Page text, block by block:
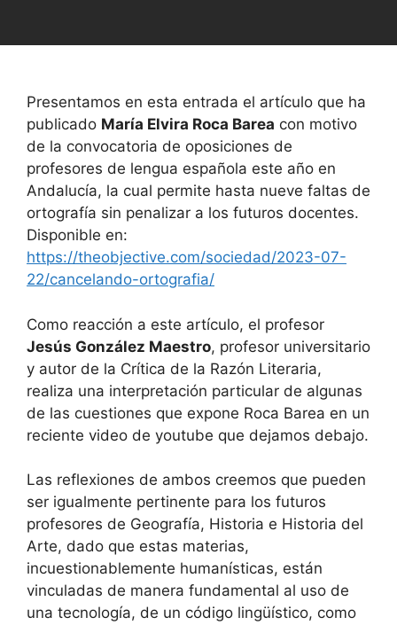
Presentamos en esta entrada el artículo que ha
publicado María Elvira Roca Barea con motivo
de la convocatoria de oposiciones de
profesores de lengua española este año en
Andalucía, la cual permite hasta nueve faltas de
ortografía sin penalizar a los futuros docentes.
Disponible en:
https://theobjective.com/sociedad/2023-07-
22/cancelando-ortografia/
Como reacción a este artículo, el profesor
Jesús González Maestro, profesor universitario
y autor de la Crítica de la Razón Literaria,
realiza una interpretación particular de algunas
de las cuestiones que expone Roca Barea en un
reciente video de youtube que dejamos debajo.
Las reflexiones de ambos creemos que pueden
ser igualmente pertinente para los futuros
profesores de Geografía, Historia e Historia del
Arte, dado que estas materias,
incuestionablemente humanísticas, están
vinculadas de manera fundamental al uso de
una tecnología, de un código lingüístico, como